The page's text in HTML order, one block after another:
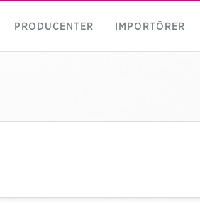
PRODUCENTER IMPORTÖRER